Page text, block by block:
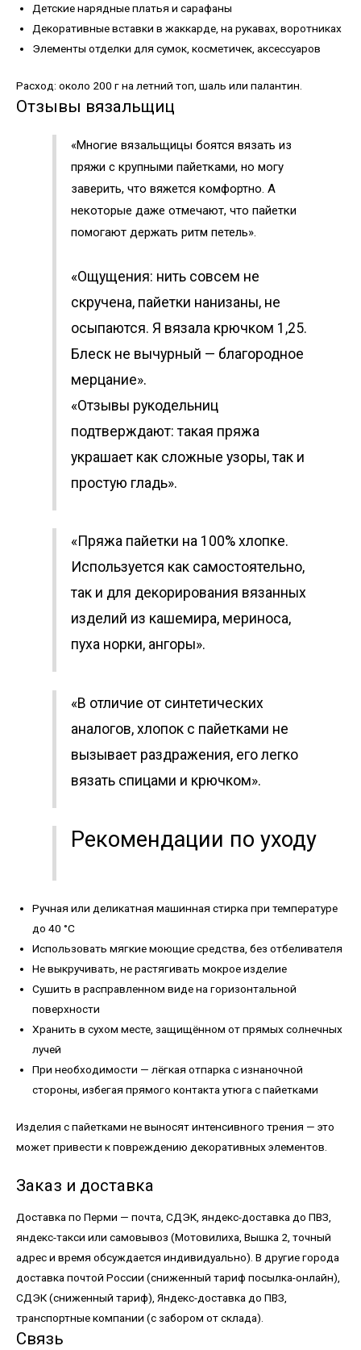
Детские нарядные платья и сарафаны
Декоративные вставки в жаккарде, на рукавах, воротниках
Элементы отделки для сумок, косметичек, аксессуаров
Расход: около 200 г на летний топ, шаль или палантин.
Отзывы вязальщиц
«Многие вязальщицы боятся вязать из
пряжи с крупными пайетками, но могу
заверить, что вяжется комфортно. А
некоторые даже отмечают, что пайетки
помогают держать ритм петель».
«Ощущения: нить совсем не
скручена, пайетки нанизаны, не
осыпаются. Я вязала крючком 1,25.
Блеск не вычурный — благородное
мерцание».
«Отзывы рукодельниц
подтверждают: такая пряжа
украшает как сложные узоры, так и
простую гладь».
«Пряжа пайетки на 100% хлопке.
Используется как самостоятельно,
так и для декорирования вязанных
изделий из кашемира, мериноса,
пуха норки, ангоры».
«В отличие от синтетических
аналогов, хлопок с пайетками не
вызывает раздражения, его легко
вязать спицами и крючком».
Рекомендации по уходу
Ручная или деликатная машинная стирка при температуре
до 40 °C
Использовать мягкие моющие средства, без отбеливателя
Не выкручивать, не растягивать мокрое изделие
Сушить в расправленном виде на горизонтальной
поверхности
Хранить в сухом месте, защищённом от прямых солнечных
лучей
При необходимости — лёгкая отпарка с изнаночной
стороны, избегая прямого контакта утюга с пайетками
Изделия с пайетками не выносят интенсивного трения — это
может привести к повреждению декоративных элементов.
Заказ и доставка
Доставка по Перми — почта, СДЭК, яндекс-доставка до ПВЗ,
яндекс-такси или самовывоз (Мотовилиха, Вышка 2, точный
адрес и время обсуждается индивидуально). В другие города
доставка почтой России (сниженный тариф посылка-онлайн),
СДЭК (сниженный тариф), Яндекс-доставка до ПВЗ,
транспортные компании (с забором от склада).
Связь